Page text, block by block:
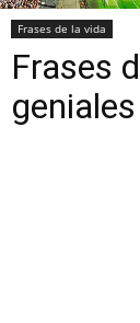
Frases de la vida
Frases
geniales